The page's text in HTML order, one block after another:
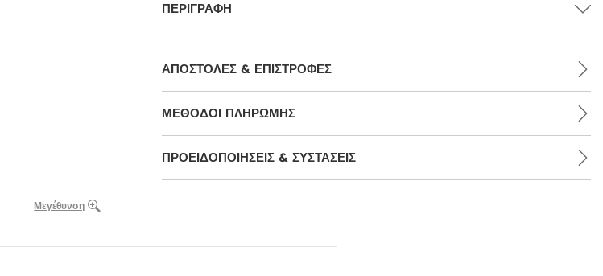
Μεγέθυνση
ΠΕΡΙΓΡΑΦΉ
ΑΠΟΣΤΟΛΈΣ & ΕΠΙΣΤΡΟΦΈΣ
ΜΕΘΌΔΟΙ ΠΛΗΡΩΜΉΣ
ΠΡΟΕΙΔΟΠΟΙΉΣΕΙΣ & ΣΥΣΤΆΣΕΙΣ